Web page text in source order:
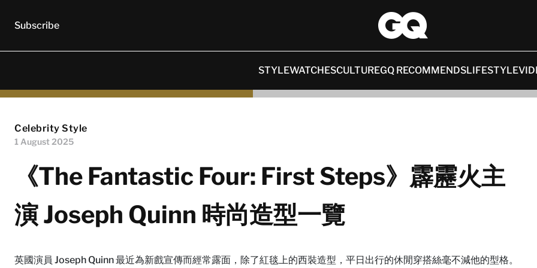
Subscribe
STYLEWATCHESCULTUREGQ RECOMMENDSLIFESTYLE
Celebrity Style
1 August 2025
《The Fantastic Four: First Steps》霹靂火主
演 Joseph Quinn 時尚造型一覽
英國演員 Joseph Quinn 最近為新戲宣傳而經常露面，除了紅毯上的西裝造型，平日出行的休閒穿搭絲毫不減他的型格。